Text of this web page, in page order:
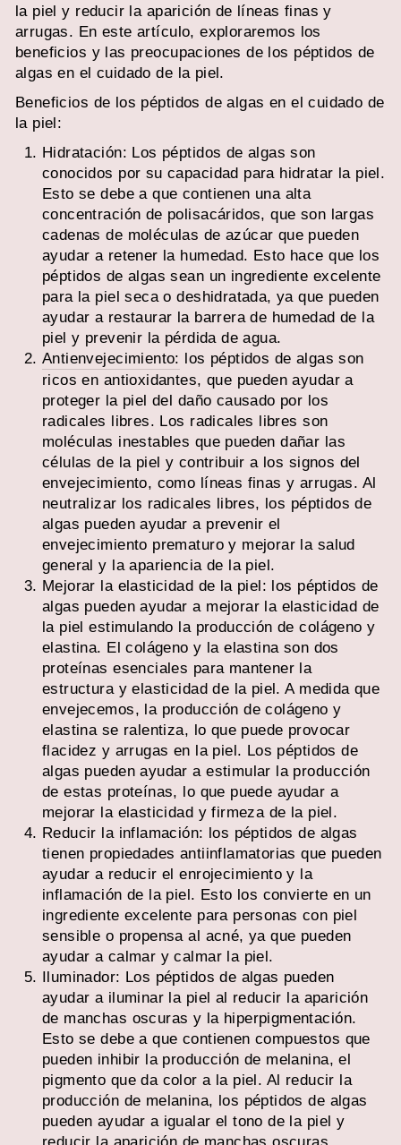
la piel y reducir la aparición de líneas finas y
arrugas. En este artículo, exploraremos los
beneficios y las preocupaciones de los péptidos de
algas en el cuidado de la piel.
Beneficios de los péptidos de algas en el cuidado de
la piel:
Hidratación: Los péptidos de algas son
conocidos por su capacidad para hidratar la piel.
Esto se debe a que contienen una alta
concentración de polisacáridos, que son largas
cadenas de moléculas de azúcar que pueden
ayudar a retener la humedad. Esto hace que los
péptidos de algas sean un ingrediente excelente
para la piel seca o deshidratada, ya que pueden
ayudar a restaurar la barrera de humedad de la
piel y prevenir la pérdida de agua.
Antienvejecimiento: los péptidos de algas son
ricos en antioxidantes, que pueden ayudar a
proteger la piel del daño causado por los
radicales libres. Los radicales libres son
moléculas inestables que pueden dañar las
células de la piel y contribuir a los signos del
envejecimiento, como líneas finas y arrugas. Al
neutralizar los radicales libres, los péptidos de
algas pueden ayudar a prevenir el
envejecimiento prematuro y mejorar la salud
general y la apariencia de la piel.
Mejorar la elasticidad de la piel: los péptidos de
algas pueden ayudar a mejorar la elasticidad de
la piel estimulando la producción de colágeno y
elastina. El colágeno y la elastina son dos
proteínas esenciales para mantener la
estructura y elasticidad de la piel. A medida que
envejecemos, la producción de colágeno y
elastina se ralentiza, lo que puede provocar
flacidez y arrugas en la piel. Los péptidos de
algas pueden ayudar a estimular la producción
de estas proteínas, lo que puede ayudar a
mejorar la elasticidad y firmeza de la piel.
Reducir la inflamación: los péptidos de algas
tienen propiedades antiinflamatorias que pueden
ayudar a reducir el enrojecimiento y la
inflamación de la piel. Esto los convierte en un
ingrediente excelente para personas con piel
sensible o propensa al acné, ya que pueden
ayudar a calmar y calmar la piel.
Iluminador: Los péptidos de algas pueden
ayudar a iluminar la piel al reducir la aparición
de manchas oscuras y la hiperpigmentación.
Esto se debe a que contienen compuestos que
pueden inhibir la producción de melanina, el
pigmento que da color a la piel. Al reducir la
producción de melanina, los péptidos de algas
pueden ayudar a igualar el tono de la piel y